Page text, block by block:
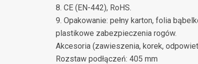
8. CE (EN-442), RoHS.
9. Opakowanie: pełny karton, folia
plastikowe zabezpieczenia rogów.
Akcesoria (zawieszenia, korek,
Rozstaw podłączeń: 405 mm